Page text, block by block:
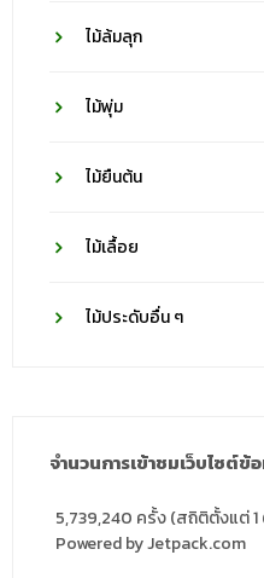
ไม้ล้มลุก
ไม้พุ่ม
ไม้ยืนต้น
ไม้เลื้อย
ไม้ประดับอื่น ๆ
จำนวนการเข้าชมเว็บไซต์ข้
5,739,240 ครั้ง (สถิติตั้งแต่
Powered by Jetpack.com